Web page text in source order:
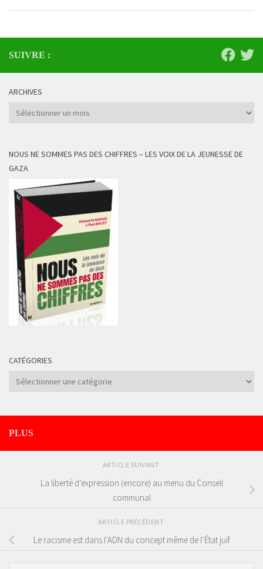
SUIVRE :
ARCHIVES
Archives
NOUS NE SOMMES PAS DES CHIFFRES – LES VOIX DE LA JEUNESSE DE
GAZA
CATÉGORIES
Catégories
PLUS
ARTICLE SUIVANT
La liberté d’expression (encore) au menu du Conseil
communal
ARTICLE PRÉCÉDENT
Le racisme est dans l’ADN du concept même de l’État juif